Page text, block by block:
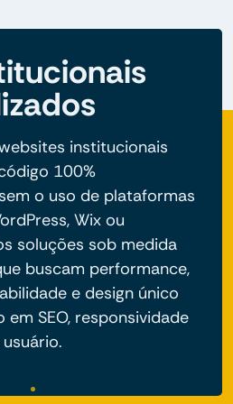
institucionais
100%
o uso de plataformas
Wix ou
soluções sob medida
buscam performance,
e design único
SEO, responsividade